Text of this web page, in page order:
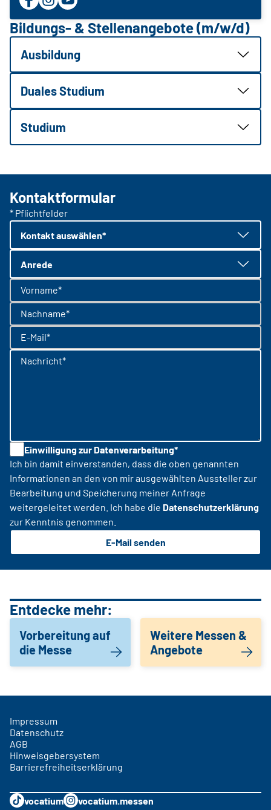
Bildungs- & Stellenangebote (m/w/d)
Ausbildung
Duales Studium
Studium
Kontaktformular
* Pflichtfelder
Kontakt auswählen*
Anrede
Vorname*
Nachname*
E-Mail*
Nachricht*
Einwilligung zur Datenverarbeitung*
Ich bin damit einverstanden, dass die oben genannten
Informationen an den von mir ausgewählten Aussteller zur
Bearbeitung und Speicherung meiner Anfrage
weitergeleitet werden. Ich habe die Datenschutzerklärung
zur Kenntnis genommen.
E-Mail senden
Entdecke mehr:
Vorbereitung auf
die Messe
Weitere Messen &
Angebote
Impressum
Datenschutz
AGB
Hinweisgebersystem
Barrierefreiheitserklärung
vocatium
vocatium.messen